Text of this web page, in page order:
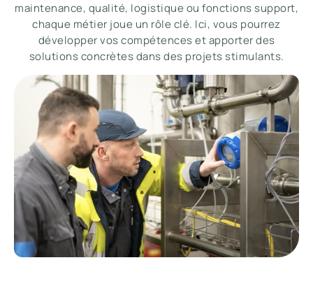
maintenance, qualité, logistique ou fonctions support,
chaque métier joue un rôle clé. Ici, vous pourrez
développer vos compétences et apporter des
solutions concrètes dans des projets stimulants.